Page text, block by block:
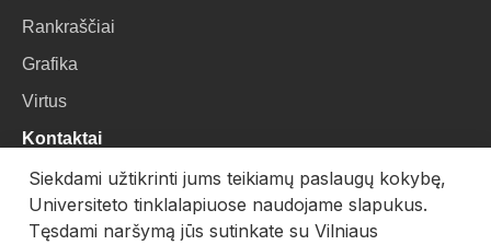
Rankraščiai
Grafika
Virtus
Kontaktai
VU Biblioteka
Universiteto g. 3, LT-01122, Vilnius
Siekdami užtikrinti jums teikiamų paslaugų kokybę,
Universiteto tinklalapiuose naudojame slapukus.
Tęsdami naršymą jūs sutinkate su Vilniaus